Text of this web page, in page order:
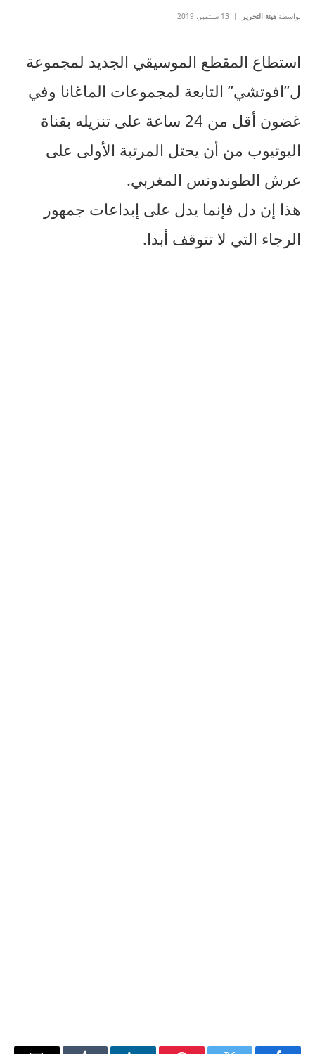
بواسطة هيئة التحرير 13 سبتمبر، 2019
استطاع المقطع الموسيقي الجديد لمجموعة
ل”افوتشي” التابعة لمجموعات الماغانا وفي
غضون أقل من 24 ساعة على تنزيله بقناة
اليوتيوب من أن يحتل المرتبة الأولى على
عرش الطوندونس المغربي.
هذا إن دل فإنما يدل على إبداعات جمهور
الرجاء التي لا تتوقف أبدا.